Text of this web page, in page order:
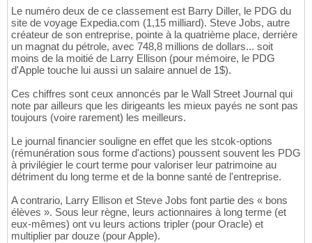
Le numéro deux de ce classement est Barry Diller, le PDG du
site de voyage Expedia.com (1,15 milliard). Steve Jobs, autre
créateur de son entreprise, pointe à la quatrième place, derrière
un magnat du pétrole, avec 748,8 millions de dollars... soit
moins de la moitié de Larry Ellison (pour mémoire, le PDG
d'Apple touche lui aussi un salaire annuel de 1$).
Ces chiffres sont ceux annoncés par le Wall Street Journal qui
note par ailleurs que les dirigeants les mieux payés ne sont pas
toujours (voire rarement) les meilleurs.
Le journal financier souligne en effet que les stcok-options
(rémunération sous forme d'actions) poussent souvent les PDG
à privilégier le court terme pour valoriser leur patrimoine au
détriment du long terme et de la bonne santé de l'entreprise.
A contrario, Larry Ellison et Steve Jobs font partie des « bons
élèves ». Sous leur règne, leurs actionnaires à long terme (et
eux-mêmes) ont vu leurs actions tripler (pour Oracle) et
multiplier par douze (pour Apple).